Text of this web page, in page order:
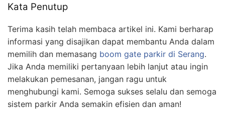
Kata Penutup
Terima kasih telah membaca artikel ini. Kami berharap
informasi yang disajikan dapat membantu Anda dalam
memilih dan memasang boom gate parkir di Serang.
Jika Anda memiliki pertanyaan lebih lanjut atau ingin
melakukan pemesanan, jangan ragu untuk
menghubungi kami. Semoga sukses selalu dan semoga
sistem parkir Anda semakin efisien dan aman!